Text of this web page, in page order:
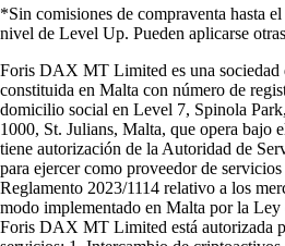
*Sin comisiones de compraventa hasta
nivel de Level Up. Pueden aplicarse
Foris DAX MT Limited es una sociedad
constituida en Malta con número de
domicilio social en Level 7, Spinola
1000, St. Julians, Malta, que opera bajo
tiene autorización de la Autoridad de
para ejercer como proveedor de
Reglamento 2023/1114 relativo a los
modo implementado en Malta por la Ley
Foris DAX MT Limited está autorizada